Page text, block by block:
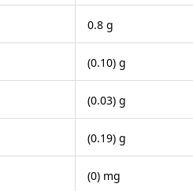
0.8 g
(0.10) g
(0.03) g
(0.19) g
(0) mg